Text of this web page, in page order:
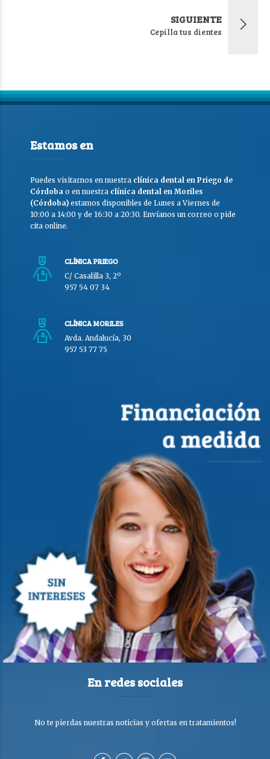
SIGUIENTE
Cepilla tus dientes
Estamos en
Puedes visitarnos en nuestra clínica dental en Priego de
Córdoba o en nuestra clínica dental en Moriles
(Córdoba) estamos disponibles de Lunes a Viernes de
10:00 a 14:00 y de 16:30 a 20:30. Envíanos un correo o pide
cita online.
CLÍNICA PRIEGO
C/ Casalilla 3, 2º
957 54 07 34
CLÍNICA MORILES
Avda. Andalucía, 30
957 53 77 75
En redes sociales
No te pierdas nuestras noticias y ofertas en tratamientos!